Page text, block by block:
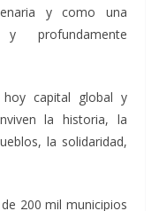
y como una
profundamente
hoy capital global y
la historia, la
la solidaridad,
200 mil municipios